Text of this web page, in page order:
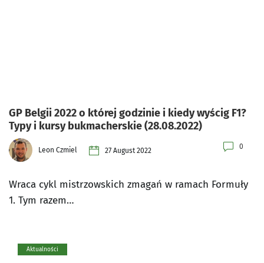
GP Belgii 2022 o której godzinie i kiedy wyścig F1?
Typy i kursy bukmacherskie (28.08.2022)
Leon Czmiel 27 August 2022 0
Wraca cykl mistrzowskich zmagań w ramach Formuły
1. Tym razem…
Aktualności